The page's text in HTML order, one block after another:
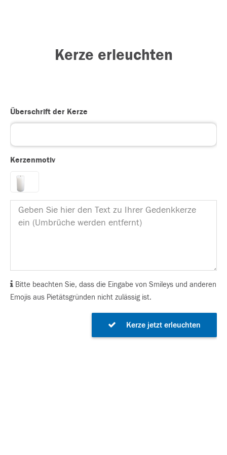
Kerze erleuchten
Überschrift der Kerze
Kerzenmotiv
Bitte beachten Sie, dass die Eingabe von Smileys und anderen
Emojis aus Pietätsgründen nicht zulässig ist.
Kerze jetzt erleuchten